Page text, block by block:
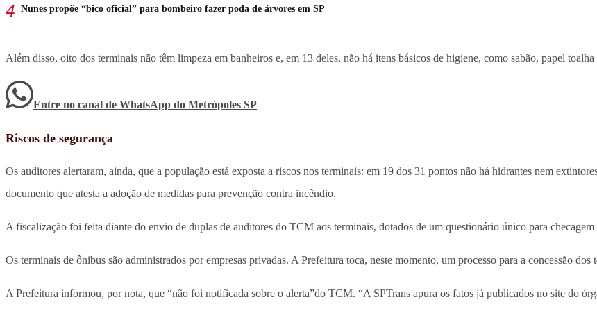
Nunes propõe “bico oficial” para bombeiro fazer poda de árvores em SP
Além disso, oito dos terminais não têm limpeza em banheiros e, em 13 deles, não há itens básicos de higiene, como sabão, papel
Entre no canal de WhatsApp do Metrópoles SP
Riscos de segurança
Os auditores alertaram, ainda, que a população está exposta a riscos nos terminais: em 19 dos 31 pontos não há hidrantes nem
documento que atesta a adoção de medidas para prevenção contra incêndio.
A fiscalização foi feita diante do envio de duplas de auditores do TCM aos terminais, dotados de um questionário único para checagem
Os terminais de ônibus são administrados por empresas privadas. A Prefeitura toca, neste momento, um processo para a concessão dos
A Prefeitura informou, por nota, que “não foi notificada sobre o alerta”do TCM. “A SPTrans apura os fatos já publicados no site do